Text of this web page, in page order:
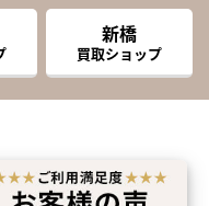
新橋
買取ショップ